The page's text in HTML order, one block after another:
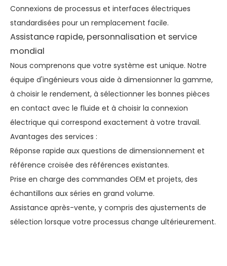
Connexions de processus et interfaces électriques
standardisées pour un remplacement facile.
Assistance rapide, personnalisation et service
mondial
Nous comprenons que votre système est unique. Notre
équipe d'ingénieurs vous aide à dimensionner la gamme,
à choisir le rendement, à sélectionner les bonnes pièces
en contact avec le fluide et à choisir la connexion
électrique qui correspond exactement à votre travail.
Avantages des services :
Réponse rapide aux questions de dimensionnement et
référence croisée des références existantes.
Prise en charge des commandes OEM et projets, des
échantillons aux séries en grand volume.
Assistance après-vente, y compris des ajustements de
sélection lorsque votre processus change ultérieurement.